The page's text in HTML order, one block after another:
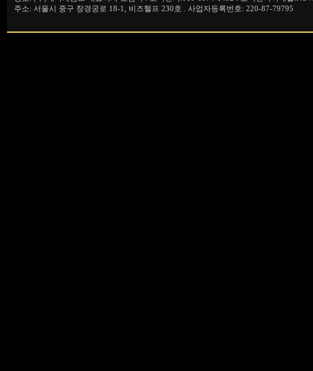
주소: 서울시 중구 창경궁로 18-1, 비즈헬프 230호 . 사업자등록번호: 220-87-79795